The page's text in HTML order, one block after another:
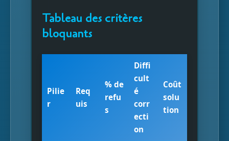
Tableau des critères
bloquants
Pilie
r
Req
uis
% de
refu
s
Diffi
cult
é
corr
ecti
on
Coût
solu
tion